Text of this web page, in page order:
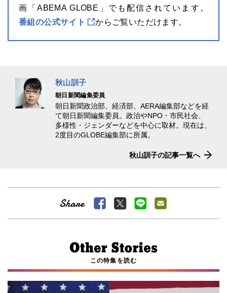
画「ABEMA GLOBE」でも配信されています。
番組の公式サイト
からご覧いただけます。
秋山訓子
朝日新聞編集委員
朝日新聞政治部、経済部、AERA編集部などを経
て朝日新聞編集委員。政治やNPO・市民社会、
多様性・ジェンダーなどを中心に取材。現在は、
2度目のGLOBE編集部に所属。
秋山訓子の記事一覧へ
この特集を読む